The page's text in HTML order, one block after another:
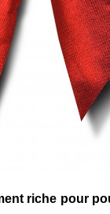
riche pour